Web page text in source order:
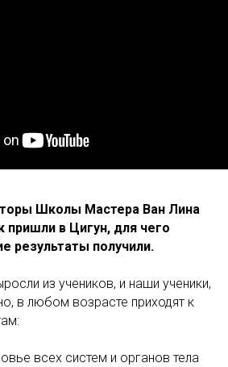
Школы Мастера Ван Лина
пришли в Цигун, для чего
результаты получили.
из учеников, и наши ученики,
в любом возрасте приходят к
всех систем и органов тела